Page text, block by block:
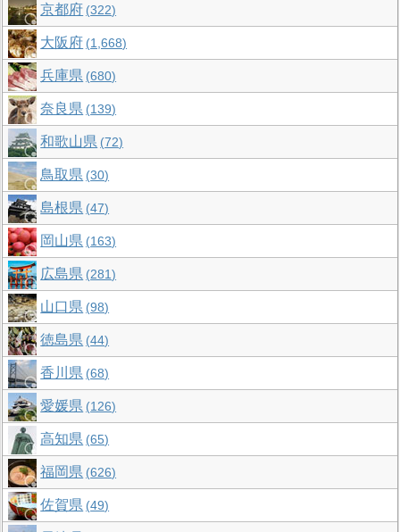
京都府 322
大阪府 1,668
兵庫県 680
奈良県 139
和歌山県 72
鳥取県 30
島根県 47
岡山県 163
広島県 281
山口県 98
徳島県 44
香川県 68
愛媛県 126
高知県 65
福岡県 626
佐賀県 49